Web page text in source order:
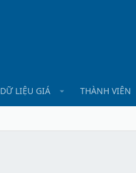
DỮ LIỆU GIÁ THÀNH VIÊN